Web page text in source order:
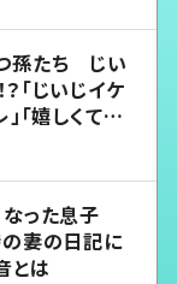
孫たち じい
「じいじイケ
「嬉しくて可
なった息子
妻の日記に
とは